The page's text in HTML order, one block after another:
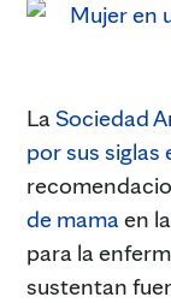
La Sociedad
por sus siglas
de mama en
para la
sustentan